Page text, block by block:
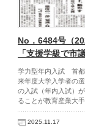
No．6484号（
「支援学級で市
学力型年内入試 首
来年度大学入学者の
の入試（年内入試）
ることが教育産業大
2025.11.17